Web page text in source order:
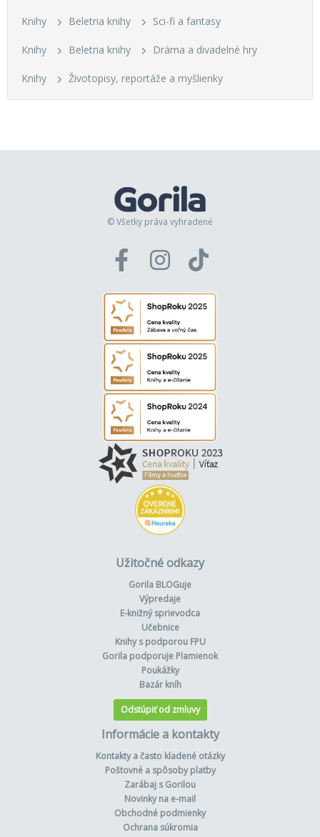
Knihy Beletria knihy Sci-fi a fantasy
Knihy Beletria knihy Dráma a divadelné hry
Knihy Životopisy, reportáže a myšlienky
© Všetky práva vyhradené
Užitočné odkazy
Gorila BLOGuje
Výpredaje
E-knižný sprievodca
Učebnice
Knihy s podporou FPU
Gorila podporuje Plamienok
Poukážky
Bazár kníh
Odstúpiť od zmluvy
Informácie a kontakty
Kontakty a často kladené otázky
Poštovné a spôsoby platby
Zarábaj s Gorilou
Novinky na e-mail
Obchodné podmienky
Ochrana súkromia